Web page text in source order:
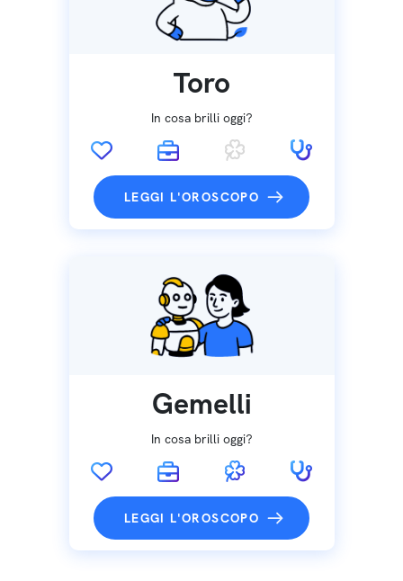
Toro
In cosa brilli oggi?
LEGGI L'OROSCOPO
Gemelli
In cosa brilli oggi?
LEGGI L'OROSCOPO